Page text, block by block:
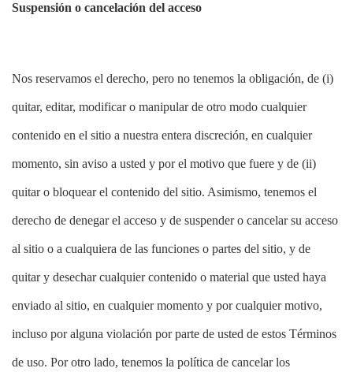
Suspensión o cancelación del acceso
Nos reservamos el derecho, pero no tenemos la obligación, de (i)
quitar, editar, modificar o manipular de otro modo cualquier
contenido en el sitio a nuestra entera discreción, en cualquier
momento, sin aviso a usted y por el motivo que fuere y de (ii)
quitar o bloquear el contenido del sitio. Asimismo, tenemos el
derecho de denegar el acceso y de suspender o cancelar su acceso
al sitio o a cualquiera de las funciones o partes del sitio, y de
quitar y desechar cualquier contenido o material que usted haya
enviado al sitio, en cualquier momento y por cualquier motivo,
incluso por alguna violación por parte de usted de estos Términos
de uso. Por otro lado, tenemos la política de cancelar los